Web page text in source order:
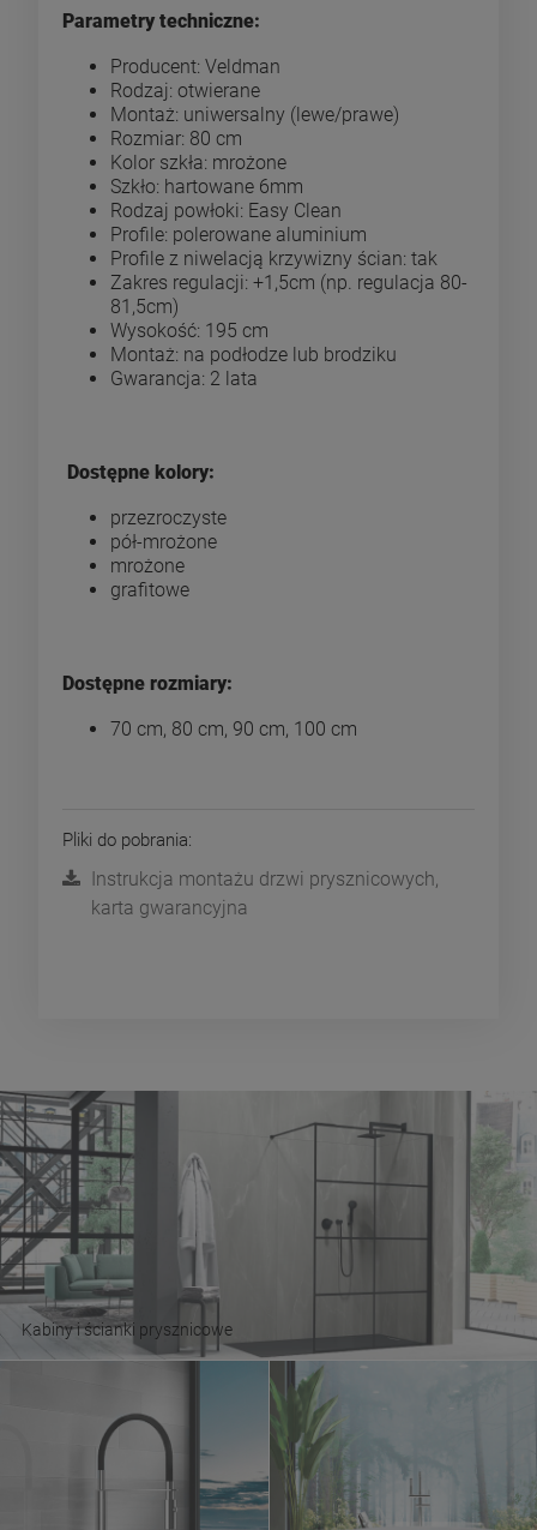
Parametry techniczne:
Producent: Veldman
Rodzaj: otwierane
Montaż: uniwersalny (lewe/prawe)
Rozmiar: 80 cm
Kolor szkła: mrożone
Szkło: hartowane 6mm
Rodzaj powłoki: Easy Clean
Profile: polerowane aluminium
Profile z niwelacją krzywizny ścian: tak
Zakres regulacji: +1,5cm (np. regulacja 80-
81,5cm)
Wysokość: 195 cm
Montaż: na podłodze lub brodziku
Gwarancja: 2 lata
Dostępne kolory:
przezroczyste
pół-mrożone
mrożone
grafitowe
Dostępne rozmiary:
70 cm, 80 cm, 90 cm, 100 cm
Pliki do pobrania:
Instrukcja montażu drzwi prysznicowych,
karta gwarancyjna
Kabiny i ścianki prysznicowe